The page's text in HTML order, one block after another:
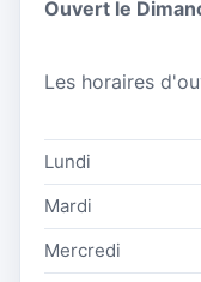
Ouvert le
Les horaires
Lundi
Mardi
Mercredi